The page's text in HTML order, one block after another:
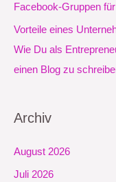
Facebook-Gruppen
Vorteile eines
Wie Du als
einen Blog zu
Archiv
August 2026
Juli 2026